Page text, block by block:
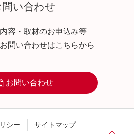
問い合わせ
容・取材のお申込み等
問い合わせはこちらから
お問い合わせ
シー サイトマップ